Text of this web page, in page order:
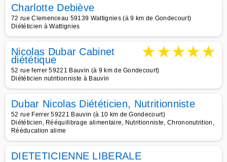
Charlotte Debiève
72 rue Clemenceau 59139 Wattignies (à 9 km de Gondecourt)
Diététicien à Wattignies
Nicolas Dubar Cabinet
diététique ★★★★★
52 rue ferrer 59221 Bauvin (à 9 km de Gondecourt)
Diététicien nutritionniste à Bauvin
Dubar Nicolas Diététicien, Nutritionniste
52 rue Ferrer 59221 Bauvin (à 10 km de Gondecourt)
Diététicien, Rééquilibrage alimentaire, Nutritionniste, Chrononutrition,
Rééducation alime
DIETETICIENNE LIBERALE